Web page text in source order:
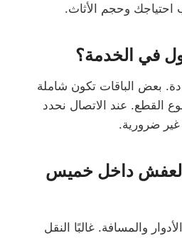
احتياجك وحجم الأثاث.
في الخدمة؟
بعض الباقات تكون شاملة
القطع. عند الاتصال نحدد
ضرورية.
داخل خميس
والمسافة. غالبًا النقل